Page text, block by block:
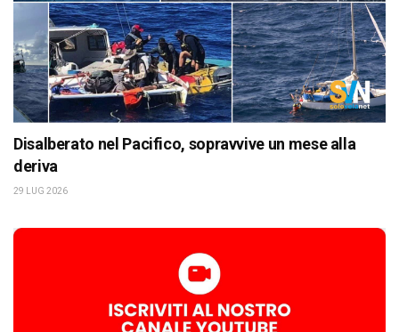
Disalberato nel Pacifico, sopravvive un mese alla
deriva
29 LUG 2026